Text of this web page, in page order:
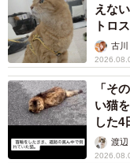
えな
トロ
古川
「そ
い猫
した
体代表
渡辺